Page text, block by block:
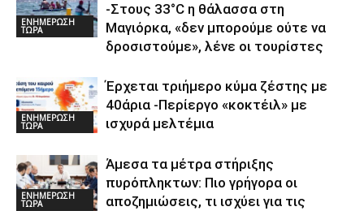
ΕΝΗΜΕΡΩΣΗ
ΤΩΡΑ
-Στους 33°C η θάλασσα στη
Μαγιόρκα, «δεν μπορούμε ούτε να
δροσιστούμε», λένε οι τουρίστες
ΕΝΗΜΕΡΩΣΗ
ΤΩΡΑ
Έρχεται τριήμερο κύμα ζέστης με
40άρια -Περίεργο «κοκτέιλ» με
ισχυρά μελτέμια
ΕΝΗΜΕΡΩΣΗ
ΤΩΡΑ
Άμεσα τα μέτρα στήριξης
πυρόπληκτων: Πιο γρήγορα οι
αποζημιώσεις, τι ισχύει για τις